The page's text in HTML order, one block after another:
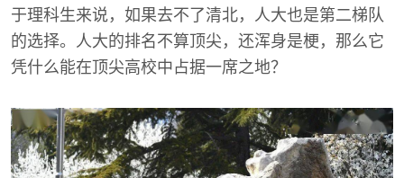
于理科生来说，如果去不了清北，人大也是第二梯队
的选择。人大的排名不算顶尖，还浑身是梗，那么它
凭什么能在顶尖高校中占据一席之地？